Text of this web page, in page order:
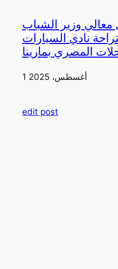
وزير الشباب
نادي السيارات
المصري بمارينا
1 أغسطس، 2025
edit post